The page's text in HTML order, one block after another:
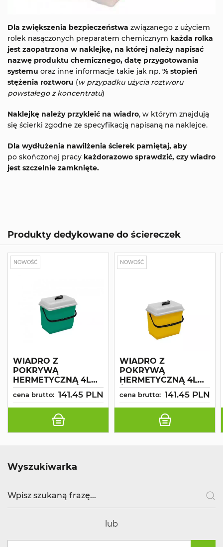
Dla zwiększenia bezpieczeństwa związanego z użyciem
rolek nasączonych preparatem chemicznym każda rolka
jest zaopatrzona w naklejkę, na której należy napisać
nazwę produktu chemicznego, datę przygotowania
systemu oraz inne informacje takie jak np. % stopień
stężenia roztworu (w przypadku użycia roztworu
powstałego z koncentratu)
Naklejkę należy przykleić na wiadro, w którym znajdują
się ścierki zgodne ze specyfikacją napisaną na naklejce.
Dla wydłużenia nawilżenia ścierek pamiętaj, aby
po skończonej pracy każdorazowo sprawdzić, czy wiadro
jest szczelnie zamknięte.
Produkty dedykowane do ściereczek
NOWOŚĆ
WIADRO Z
POKRYWĄ
HERMETYCZNĄ 4L
ZIELONE MONOROLL
SYSTEM
cena brutto: 141.45 PLN
NOWOŚĆ
WIADRO Z
POKRYWĄ
HERMETYCZNĄ 4L
ŻÓŁTE MONOROLL
SYSTEM
cena brutto: 141.45 PLN
Wyszukiwarka
lub